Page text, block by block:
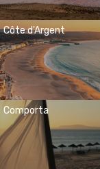
Côte d'Argent
Comporta